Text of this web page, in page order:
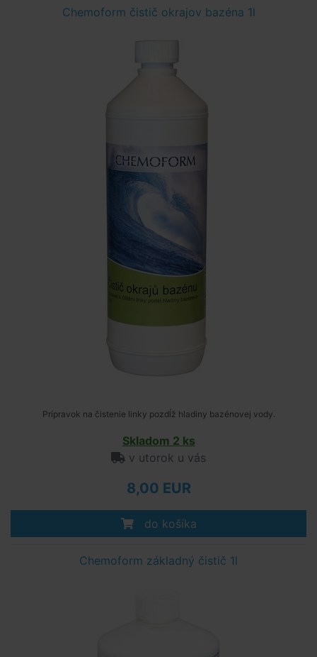
Chemoform čistič okrajov bazéna 1l
Prípravok na čistenie linky pozdĺž hladiny bazénovej vody.
Skladom 2 ks
v utorok u vás
8,00 EUR
do košíka
Chemoform základný čistič 1l